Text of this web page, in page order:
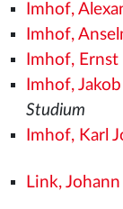
Imhof,
Imhof,
Imhof,
Imhof,
Studium
Imhof, Karl
Link,